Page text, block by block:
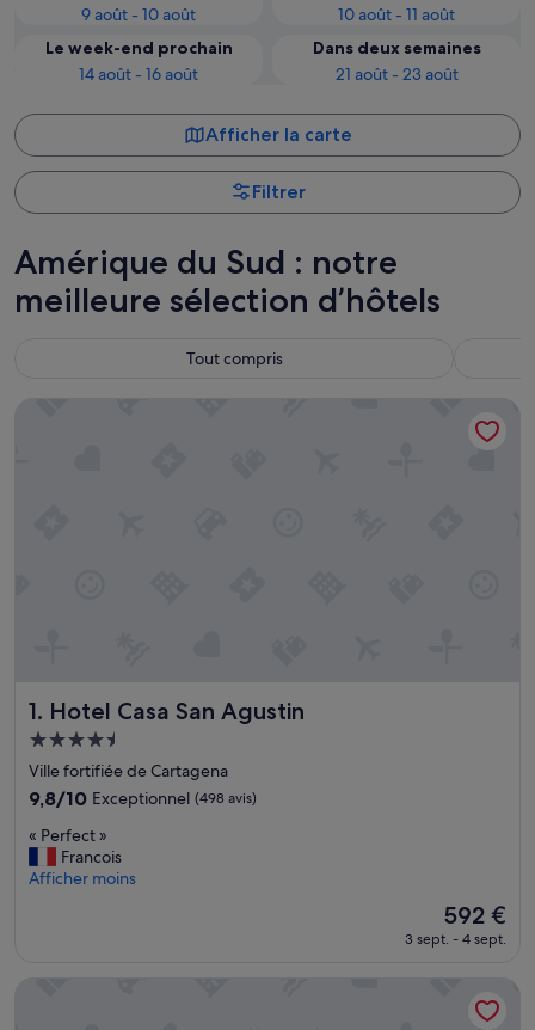
9 août - 10 août
10 août - 11 août
Le week-end prochain
14 août - 16 août
Dans deux semaines
21 août - 23 août
Afficher la carte
Filtrer
Amérique du Sud : notre
meilleure sélection d’hôtels
Tout compris
1. Hotel Casa San Agustin
Hotel Casa San Agustin
Hébergement
4.5 étoiles
Ville fortifiée de Cartagena
9.8
10,
Exceptionnel,
(498 avis)
9,8/10 Exceptionnel (498 avis)
«
P
e
« Perfect »
Francois
Afficher moins
Le
nouveau
est
592 €
592 €
3 sept. - 4 sept.